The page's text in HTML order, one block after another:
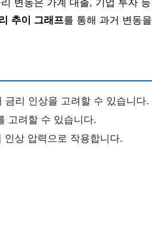
변동은 가계 대출, 기업 투자 등
추이 그래프를 통해 과거 변동을
리 인상을 고려할 수 있습니다.
고려할 수 있습니다.
상 압력으로 작용합니다.